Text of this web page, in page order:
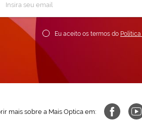
Newsletter:
Eu aceito os termos do
mais sobre a Mais Optica em: